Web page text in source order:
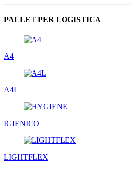
PALLET PER LOGISTICA
A4
A4L
IGIENICO
LIGHTFLEX